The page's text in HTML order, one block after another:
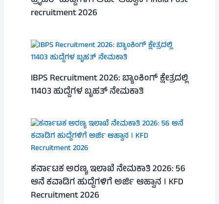
recruitment 2026
IBPS Recruitment 2026: ಬ್ಯಾಂಕಿಂಗ್ ಕ್ಷೇತ್ರದಲ್ಲಿ
11403 ಹುದ್ದೆಗಳ ಬೃಹತ್ ನೇಮಕಾತಿ
ಕರ್ನಾಟಕ ಅರಣ್ಯ ಇಲಾಖೆ ನೇಮಕಾತಿ 2026: 56
ಆನೆ ಕವಾಡಿಗ ಹುದ್ದೆಗಳಿಗೆ ಅರ್ಜಿ ಆಹ್ವಾನ । KFD
Recruitment 2026